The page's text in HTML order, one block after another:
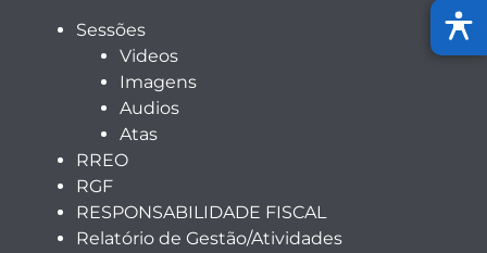
Sessões
Videos
Imagens
Audios
Atas
RREO
RGF
RESPONSABILIDADE FISCAL
Relatório de Gestão/Atividades